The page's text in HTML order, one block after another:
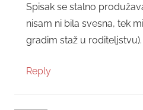
Spisak se stalno
nisam ni bila svesna, tek
gradim staž u roditeljstvu).
Reply